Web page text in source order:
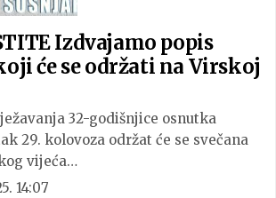
Izdvajamo popis
će se održati na Virskoj
32-godišnjice osnutka
29. kolovoza održat će se svečana
vijeća…
14:07